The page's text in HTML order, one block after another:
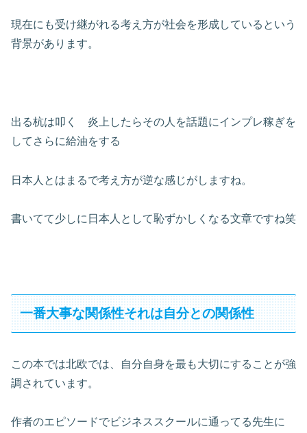
現在にも受け継がれる考え方が社会を形成しているという
背景があります。
出る杭は叩く 炎上したらその人を話題にインプレ稼ぎを
してさらに給油をする
日本人とはまるで考え方が逆な感じがしますね。
書いてて少しに日本人として恥ずかしくなる文章ですね笑
一番大事な関係性それは自分との関係性
この本では北欧では、自分自身を最も大切にすることが強
調されています。
作者のエピソードでビジネススクールに通ってる先生に